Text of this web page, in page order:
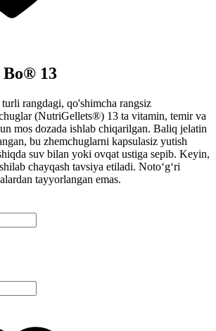
13
rangdagi, qo'shimcha rangsiz
(NutriGellets®) 13 ta vitamin, temir va
mos dozada ishlab chiqarilgan. Baliq jelatin
bu zhemchuglarni kapsulasiz yutish
suv bilan yoki ovqat ustiga sepib. Keyin,
chayqash tavsiya etiladi. Noto‘g‘ri
tayyorlangan emas.